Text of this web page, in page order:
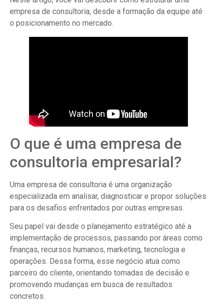
empresa de consultoria, desde a formação da equipe até
o posicionamento no mercado.
O que é uma empresa de
consultoria empresarial?
Uma empresa de consultoria é uma organização
especializada em analisar, diagnosticar e propor soluções
para os desafios enfrentados por outras empresas.
Seu papel vai desde o planejamento estratégico até a
implementação de processos, passando por áreas como
finanças, recursos humanos, marketing, tecnologia e
operações. Dessa forma, esse negócio atua como
parceiro do cliente, orientando tomadas de decisão e
promovendo mudanças em busca de resultados
concretos.